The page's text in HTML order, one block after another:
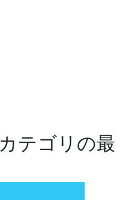
カテゴリの最